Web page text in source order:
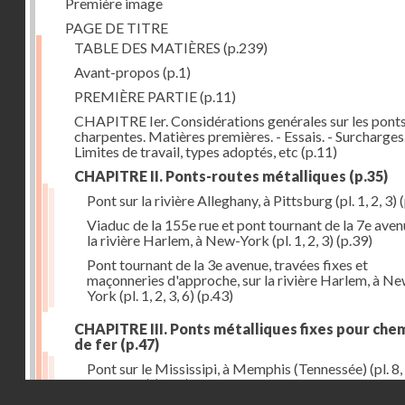
PAGE DE TITRE
TABLE DES MATIÈRES (p.239)
Avant-propos (p.1)
PREMIÈRE PARTIE(p.11)
CHAPITRE Ier. Considérations genérales sur les
charpentes. Matières premières. - Essais. -
Limites de travail, types adoptés, etc (p.11)
CHAPITRE II. Ponts-routes métalliques (p.35)
Pont sur la rivière Alleghany, à Pittsburg (pl. 1, 2, 3)
Viaduc de la 155e rue et pont tournant de la 7e
la rivière Harlem, à New-York (pl. 1, 2, 3) (p.39)
Pont tournant de la 3e avenue, travées fixes et
maçonneries d'approche, sur la rivière Harlem, à
York (pl. 1, 2, 3, 6) (p.43)
CHAPITRE III. Ponts métalliques fixes pour
de fer (p.47)
Pont sur le Mississipi, à Memphis (Tennessée) (pl. 8,
11, 12, 13)(p.47)